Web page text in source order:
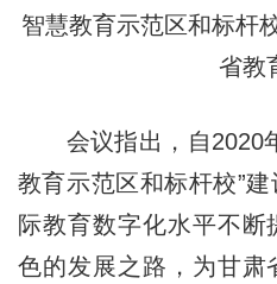
智慧教育示范区和标杆
省教
会议指出，自2020
教育示范区和标杆校”
际教育数字化水平不
色的发展之路，为甘肃